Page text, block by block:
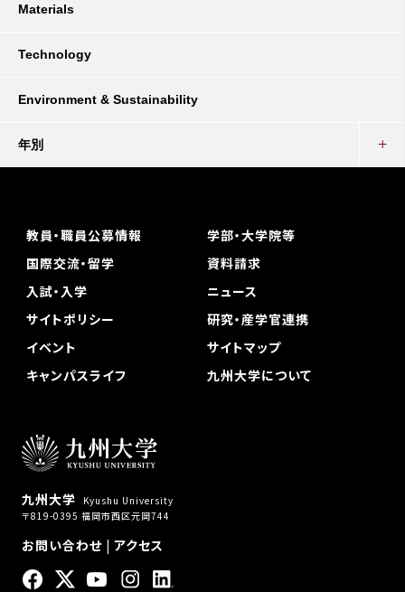
Materials
Technology
Environment & Sustainability
年別
九州大学
Kyushu University
〒819-0395 福岡市西区元岡744
お問い合わせ| アクセス
教員・職員公募情報
学部・大学院等
国際交流・留学
資料請求
入試・入学
ニュース
サイトポリシー
研究・産学官連携
イベント
サイトマップ
キャンパスライフ
九州大学について